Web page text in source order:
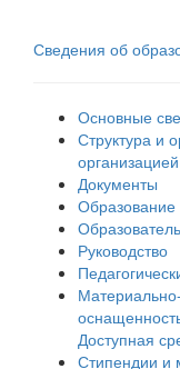
Сведения об
Основные
Структура и
организацией
Документы
Образование
Руководство
Доступная
Стипендии и